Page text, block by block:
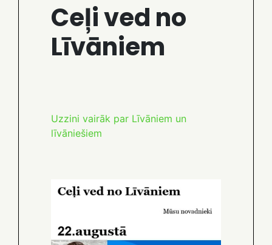
Ceļi ved no
Līvāniem
Uzzini vairāk par Līvāniem un
līvāniešiem